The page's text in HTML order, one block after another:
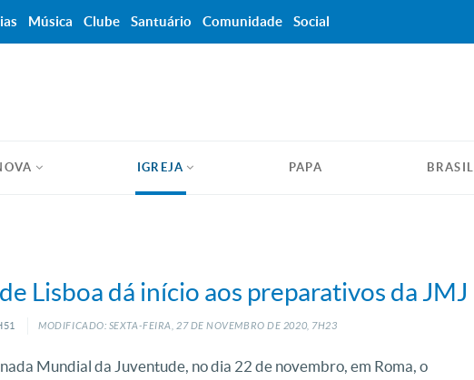
IGREJA PAPA BRASIL
Lisboa dá início aos preparativos da JMJ
MODIFICADO: SEXTA-FEIRA, 27DENOVEMBRO DE 2020, 7H23
Mundial da Juventude, no dia 22 de novembro, em Roma, o
Música Clube Santuário Comunidade Social